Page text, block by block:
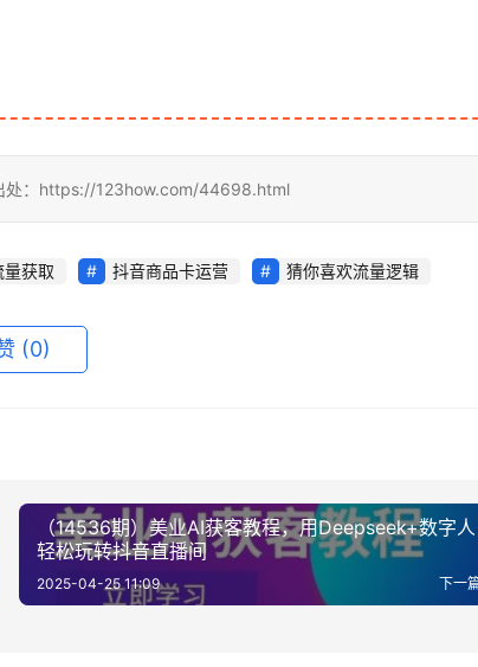
处：https://123how.com/44698.html
获取 抖音商品卡运营 猜你喜欢流量逻辑
(0)
（14536期）美业AI获客教程，用Deepseek+数字人
轻松玩转抖音直播间
下一
2025-04-25 11:09